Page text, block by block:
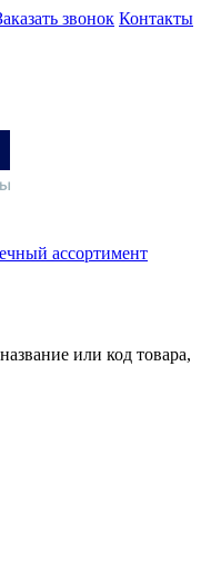
звонок Контакты
ассортимент
или код товара,